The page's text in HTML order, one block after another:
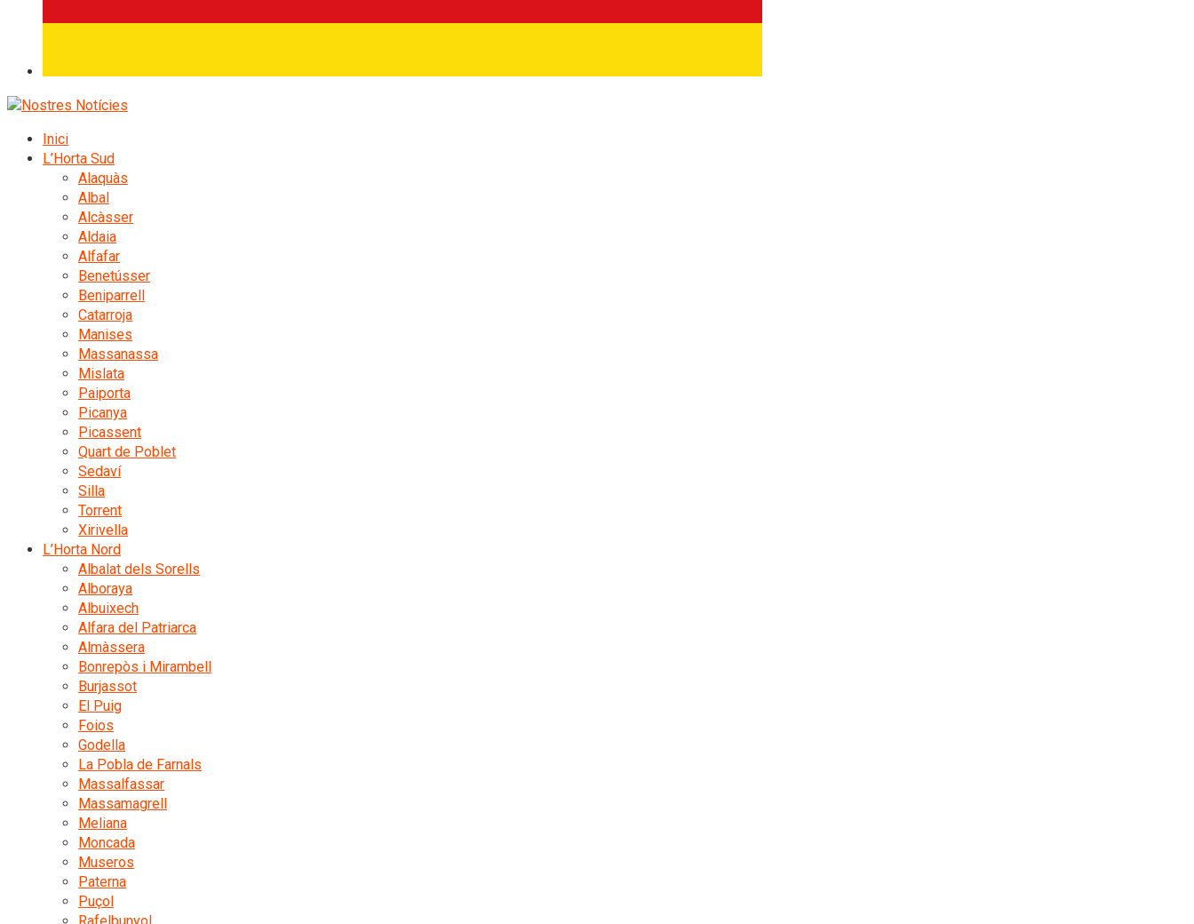
Inici
L’Horta Sud
Alaquàs
Albal
Alcàsser
Aldaia
Alfafar
Benetússer
Beniparrell
Catarroja
Manises
Massanassa
Mislata
Paiporta
Picanya
Picassent
Quart de Poblet
Sedaví
Silla
Torrent
Xirivella
L’Horta Nord
Albalat dels Sorells
Alboraya
Albuixech
Alfara del Patriarca
Almàssera
Bonrepòs i Mirambell
Burjassot
El Puig
Foios
Godella
La Pobla de Farnals
Massalfassar
Massamagrell
Meliana
Moncada
Museros
Paterna
Puçol